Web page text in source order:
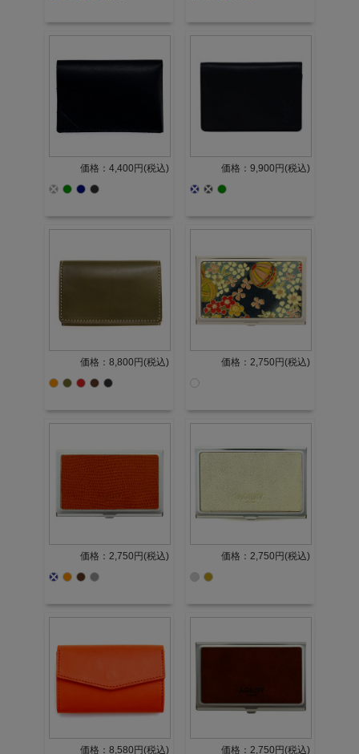
価格：4,400円(税込) 価格：9,900円(税込)
価格：8,800円(税込) 価格：2,750円(税込)
価格：2,750円(税込) 価格：2,750円(税込)
価格：8,580円(税込) 価格：2,750円(税込)